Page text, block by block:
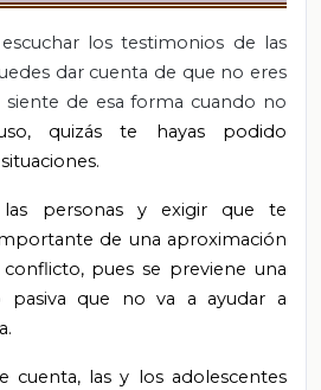
los testimonios de las
dar cuenta de que no eres
siente de esa forma cuando no
quizás te hayas podido
las personas y exigir que te
de una aproximación
pues se previene una
pasiva que no va a ayudar a
cuenta, las y los adolescentes